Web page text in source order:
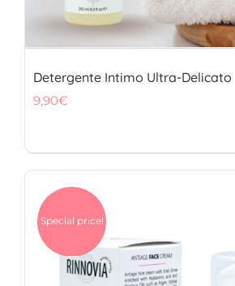
Detergente Intimo Ultra-Delicato
9,90€
Special price!